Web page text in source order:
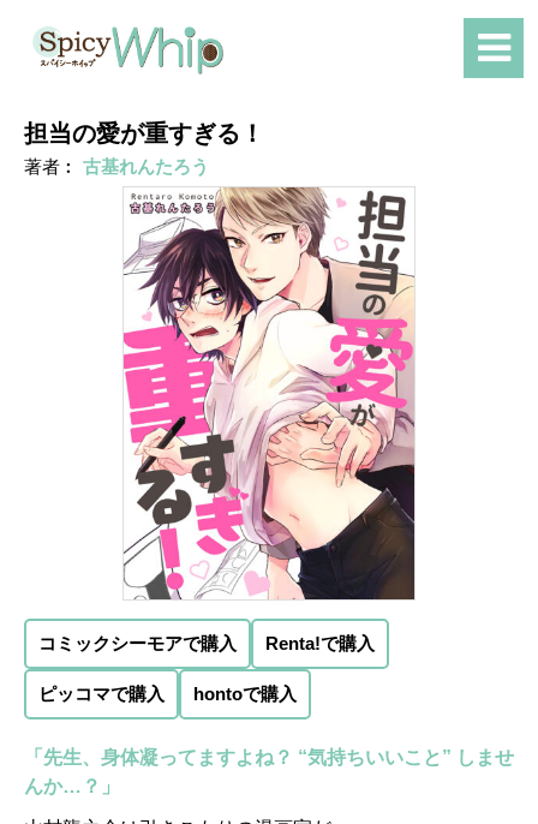
担当の愛が重すぎる！
著者︰ 古基れんたろう
コミックシーモアで購入 Renta!で購入
ピッコマで購入 hontoで購入
「先生、身体凝ってますよね？ “気持ちいいこと” しませ
んか…？」